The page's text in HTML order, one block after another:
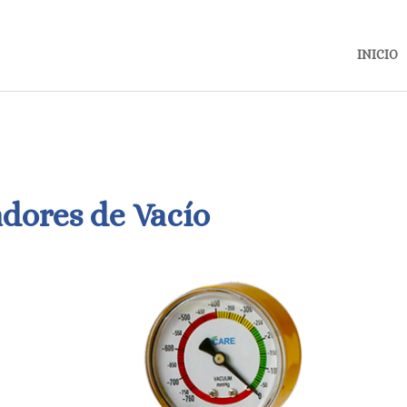
INICIO
de Vacío